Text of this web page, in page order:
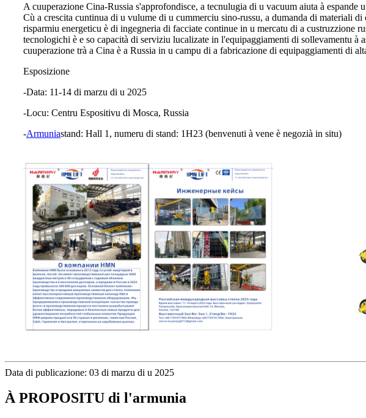
A cuuperazione Cina-Russia s'approfondisce, a tecnulugia di u vacuum aiuta à espande
Cù a crescita cuntinua di u vulume di u cummerciu sino-russu, a dumanda di materiali
risparmiu energeticu è di ingegneria di facciate continue in u mercatu di a custruzzione
tecnologichi è e so capacità di serviziu lucalizate in l'equipaggiamenti di sollevamentu
cuuperazione trà a Cina è a Russia in u campu di a fabricazione di equipaggiamenti di
Esposizione
-Data: 11-14 di marzu di u 2025
-Locu: Centru Espositivu di Mosca, Russia
-Armuniastand: Hall 1, numeru di stand: 1H23 (benvenuti à vene è negozià in situ)
Data di publicazione: 03 di marzu di u 2025
À PROPOSITU di l'armunia